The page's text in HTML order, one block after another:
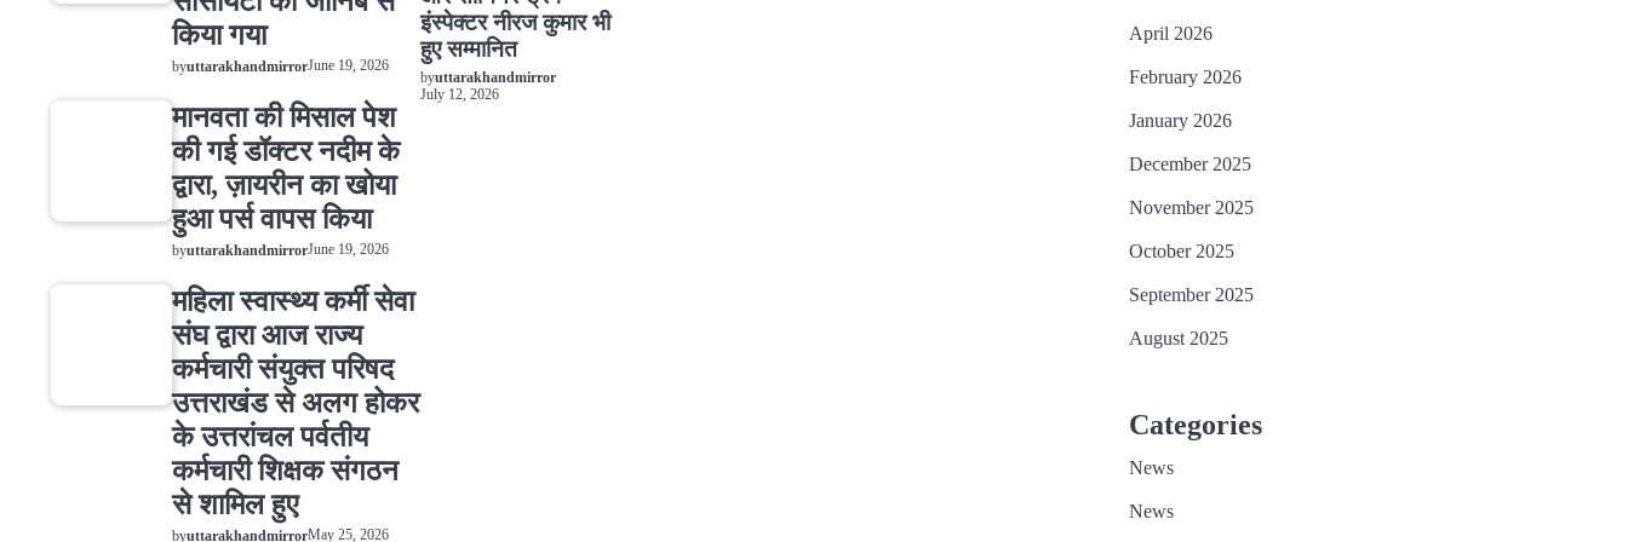
इंस्पेक्टर नीरज कुमार भी
हुए सम्मानित
byuttarakhandmirror
July 12, 2026
किया गया
byuttarakhandmirrorJune 19, 2026
मानवता की मिसाल पेश
की गई डॉक्टर नदीम के
द्वारा, ज़ायरीन का खोया
हुआ पर्स वापस किया
byuttarakhandmirrorJune 19, 2026
महिला स्वास्थ्य कर्मी सेवा
संघ द्वारा आज राज्य
कर्मचारी संयुक्त परिषद
उत्तराखंड से अलग होकर
के उत्तरांचल पर्वतीय
कर्मचारी शिक्षक संगठन
से शामिल हुए
byuttarakhandmirrorMay 25, 2026
April 2026
February 2026
January 2026
December 2025
November 2025
October 2025
September 2025
August 2025
Categories
News
News